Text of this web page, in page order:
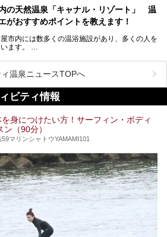
泉が堪能できるお風呂や、新設・改装された客
食材と温泉水で作られたお料理……。
す。
の天然温泉「キャナル・リゾート」 温
がおすすめポイントを教えます！
市内には数多くの温浴施設があり、多くの人を
ます。
で紹介していきます！
にはスーパー銭湯や日帰り温泉が多く、「どこに
」と悩んでしまう方も多いと思います。
を参考にして「キャナル・リゾート」に出かけ
かがでしょうか？
温泉ニュースTOPへ
ビティ情報
を身につけたい方！サーフィン・ボディ
（90分）
マリンシャトウYAMAMI101